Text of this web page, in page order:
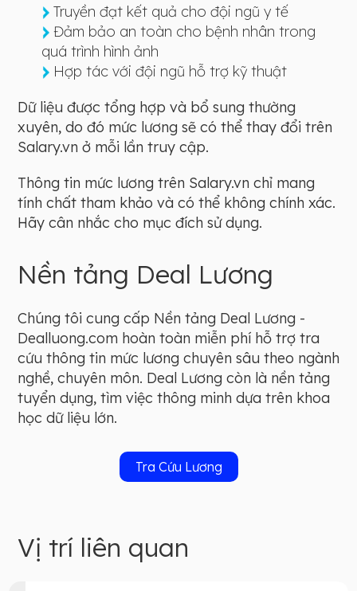
Truyền đạt kết quả cho đội ngũ y tế
Đảm bảo an toàn cho bệnh nhân trong
quá trình hình ảnh
Hợp tác với đội ngũ hỗ trợ kỹ thuật
Dữ liệu được tổng hợp và bổ sung thường
xuyên, do đó mức lương sẽ có thể thay đổi trên
Salary.vn ở mỗi lần truy cập.
Thông tin mức lương trên Salary.vn chỉ mang
tính chất tham khảo và có thể không chính xác.
Hãy cân nhắc cho mục đích sử dụng.
Nền tảng Deal Lương
Chúng tôi cung cấp Nền tảng Deal Lương -
Dealluong.com hoàn toàn miễn phí hỗ trợ tra
cứu thông tin mức lương chuyên sâu theo ngành
nghề, chuyên môn. Deal Lương còn là nền tảng
tuyển dụng, tìm việc thông minh dựa trên khoa
học dữ liệu lớn.
Tra Cứu Lương
Vị trí liên quan